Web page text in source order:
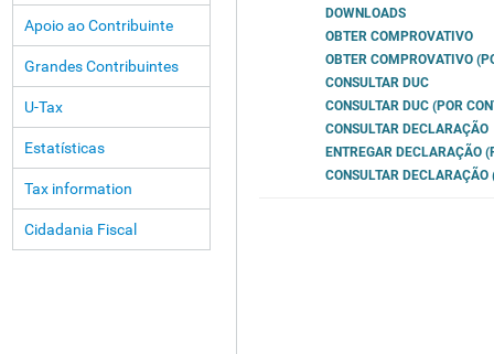
Apoio ao Contribuinte
Grandes Contribuintes
U-Tax
Estatísticas
Tax information
Cidadania Fiscal
DOWNLOADS
OBTER COMPROVATIVO
OBTER COMPROVATIVO
CONSULTAR DUC
CONSULTAR DUC (POR
CONSULTAR DECLARAÇÃO
ENTREGAR DECLARAÇÃO
CONSULTAR